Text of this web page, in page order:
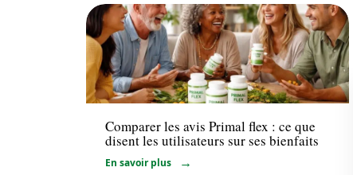
Bien-être
Comparer les avis Primal flex : ce que
disent les utilisateurs sur ses bienfaits
En savoir plus